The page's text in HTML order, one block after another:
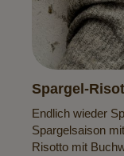
Spargel-
Endlich wieder
Spargelsaison
Risotto mit